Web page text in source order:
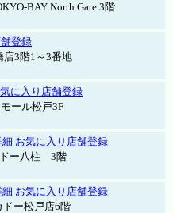
BAY North Gate 3階
登録
店3階1～3番地
に入り店舗登録
ール松戸3F
細 お気に入り店舗登録
ドー八柱 3階
細 お気に入り店舗登録
ー松戸店6階